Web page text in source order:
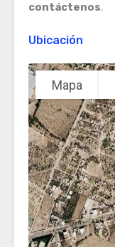
contáctenos.
Ubicación
Mapa